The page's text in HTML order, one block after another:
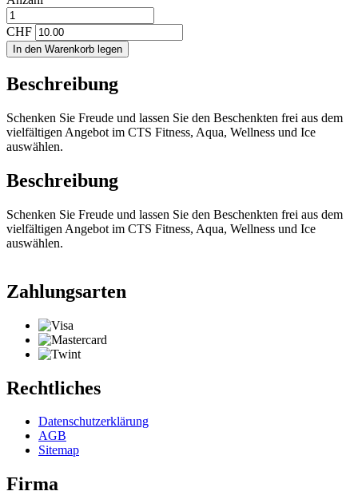
CHF
In den Warenkorb legen
Beschreibung
Schenken Sie Freude und lassen Sie den Beschenkten frei aus dem
vielfältigen Angebot im CTS Fitness, Aqua, Wellness und Ice
auswählen.
Beschreibung
Schenken Sie Freude und lassen Sie den Beschenkten frei aus dem
vielfältigen Angebot im CTS Fitness, Aqua, Wellness und Ice
auswählen.
Zahlungsarten
Rechtliches
Datenschutzerklärung
AGB
Sitemap
Firma